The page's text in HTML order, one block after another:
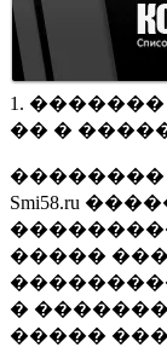
1.
�� �
Smi58.ru
�����
�
�����